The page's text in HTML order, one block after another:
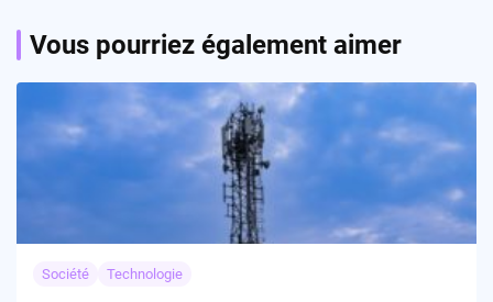
Vous pourriez également aimer
Société Technologie